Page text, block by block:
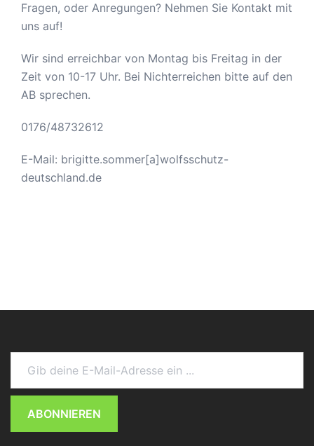
Fragen, oder Anregungen? Nehmen Sie Kontakt mit
uns auf!
Wir sind erreichbar von Montag bis Freitag in der
Zeit von 10-17 Uhr. Bei Nichterreichen bitte auf den
AB sprechen.
0176/48732612
E-Mail: brigitte.sommer[a]wolfsschutz-
deutschland.de
Gib deine E-Mail-Adresse ein ...
ABONNIEREN